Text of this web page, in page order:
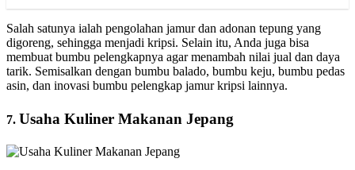
Salah satunya ialah pengolahan jamur dan adonan tepung yang
digoreng, sehingga menjadi kripsi. Selain itu, Anda juga bisa
membuat bumbu pelengkapnya agar menambah nilai jual dan daya
tarik. Semisalkan dengan bumbu balado, bumbu keju, bumbu pedas
asin, dan inovasi bumbu pelengkap jamur kripsi lainnya.
7. Usaha Kuliner Makanan Jepang